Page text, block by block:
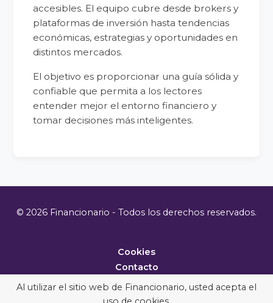
accesibles. El equipo cubre desde brokers y
plataformas de inversión hasta tendencias
económicas, estrategias y oportunidades en
distintos mercados.
El objetivo es proporcionar una guía sólida y
confiable que permita a los lectores
entender mejor el entorno financiero y
tomar decisiones más inteligentes.
© 2026 Financionario - Todos los derechos reservados.
Cookies
Contacto
Metodología
Al utilizar el sitio web de Financionario, usted acepta el